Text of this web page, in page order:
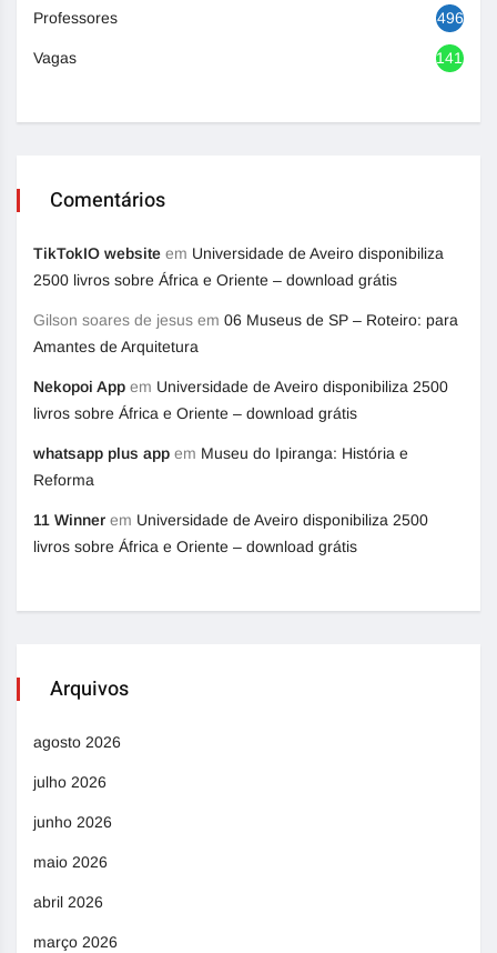
Professores 496
Vagas 1417
Comentários
TikTokIO website em Universidade de Aveiro disponibiliza
2500 livros sobre África e Oriente – download grátis
Gilson soares de jesus em 06 Museus de SP – Roteiro: para
Amantes de Arquitetura
Nekopoi App em Universidade de Aveiro disponibiliza 2500
livros sobre África e Oriente – download grátis
whatsapp plus app em Museu do Ipiranga: História e
Reforma
11 Winner em Universidade de Aveiro disponibiliza 2500
livros sobre África e Oriente – download grátis
Arquivos
agosto 2026
julho 2026
junho 2026
maio 2026
abril 2026
março 2026